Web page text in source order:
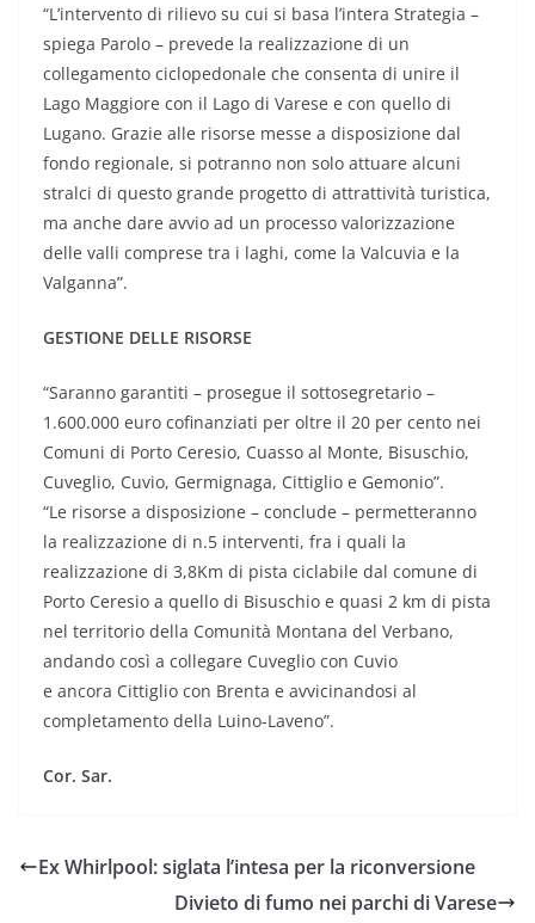
“L’intervento di rilievo su cui si basa l’intera Strategia –
spiega Parolo – prevede la realizzazione di un
collegamento ciclopedonale che consenta di unire il
Lago Maggiore con il Lago di Varese e con quello di
Lugano. Grazie alle risorse messe a disposizione dal
fondo regionale, si potranno non solo attuare alcuni
stralci di questo grande progetto di attrattività turistica,
ma anche dare avvio ad un processo valorizzazione
delle valli comprese tra i laghi, come la Valcuvia e la
Valganna”.
GESTIONE DELLE RISORSE
“Saranno garantiti – prosegue il sottosegretario –
1.600.000 euro cofinanziati per oltre il 20 per cento nei
Comuni di Porto Ceresio, Cuasso al Monte, Bisuschio,
Cuveglio, Cuvio, Germignaga, Cittiglio e Gemonio”.
“Le risorse a disposizione – conclude – permetteranno
la realizzazione di n.5 interventi, fra i quali la
realizzazione di 3,8Km di pista ciclabile dal comune di
Porto Ceresio a quello di Bisuschio e quasi 2 km di pista
nel territorio della Comunità Montana del Verbano,
andando così a collegare Cuveglio con Cuvio
e ancora Cittiglio con Brenta e avvicinandosi al
completamento della Luino-Laveno”.
Cor. Sar.
Ex Whirlpool: siglata l’intesa per la riconversione
Divieto di fumo nei parchi di Varese